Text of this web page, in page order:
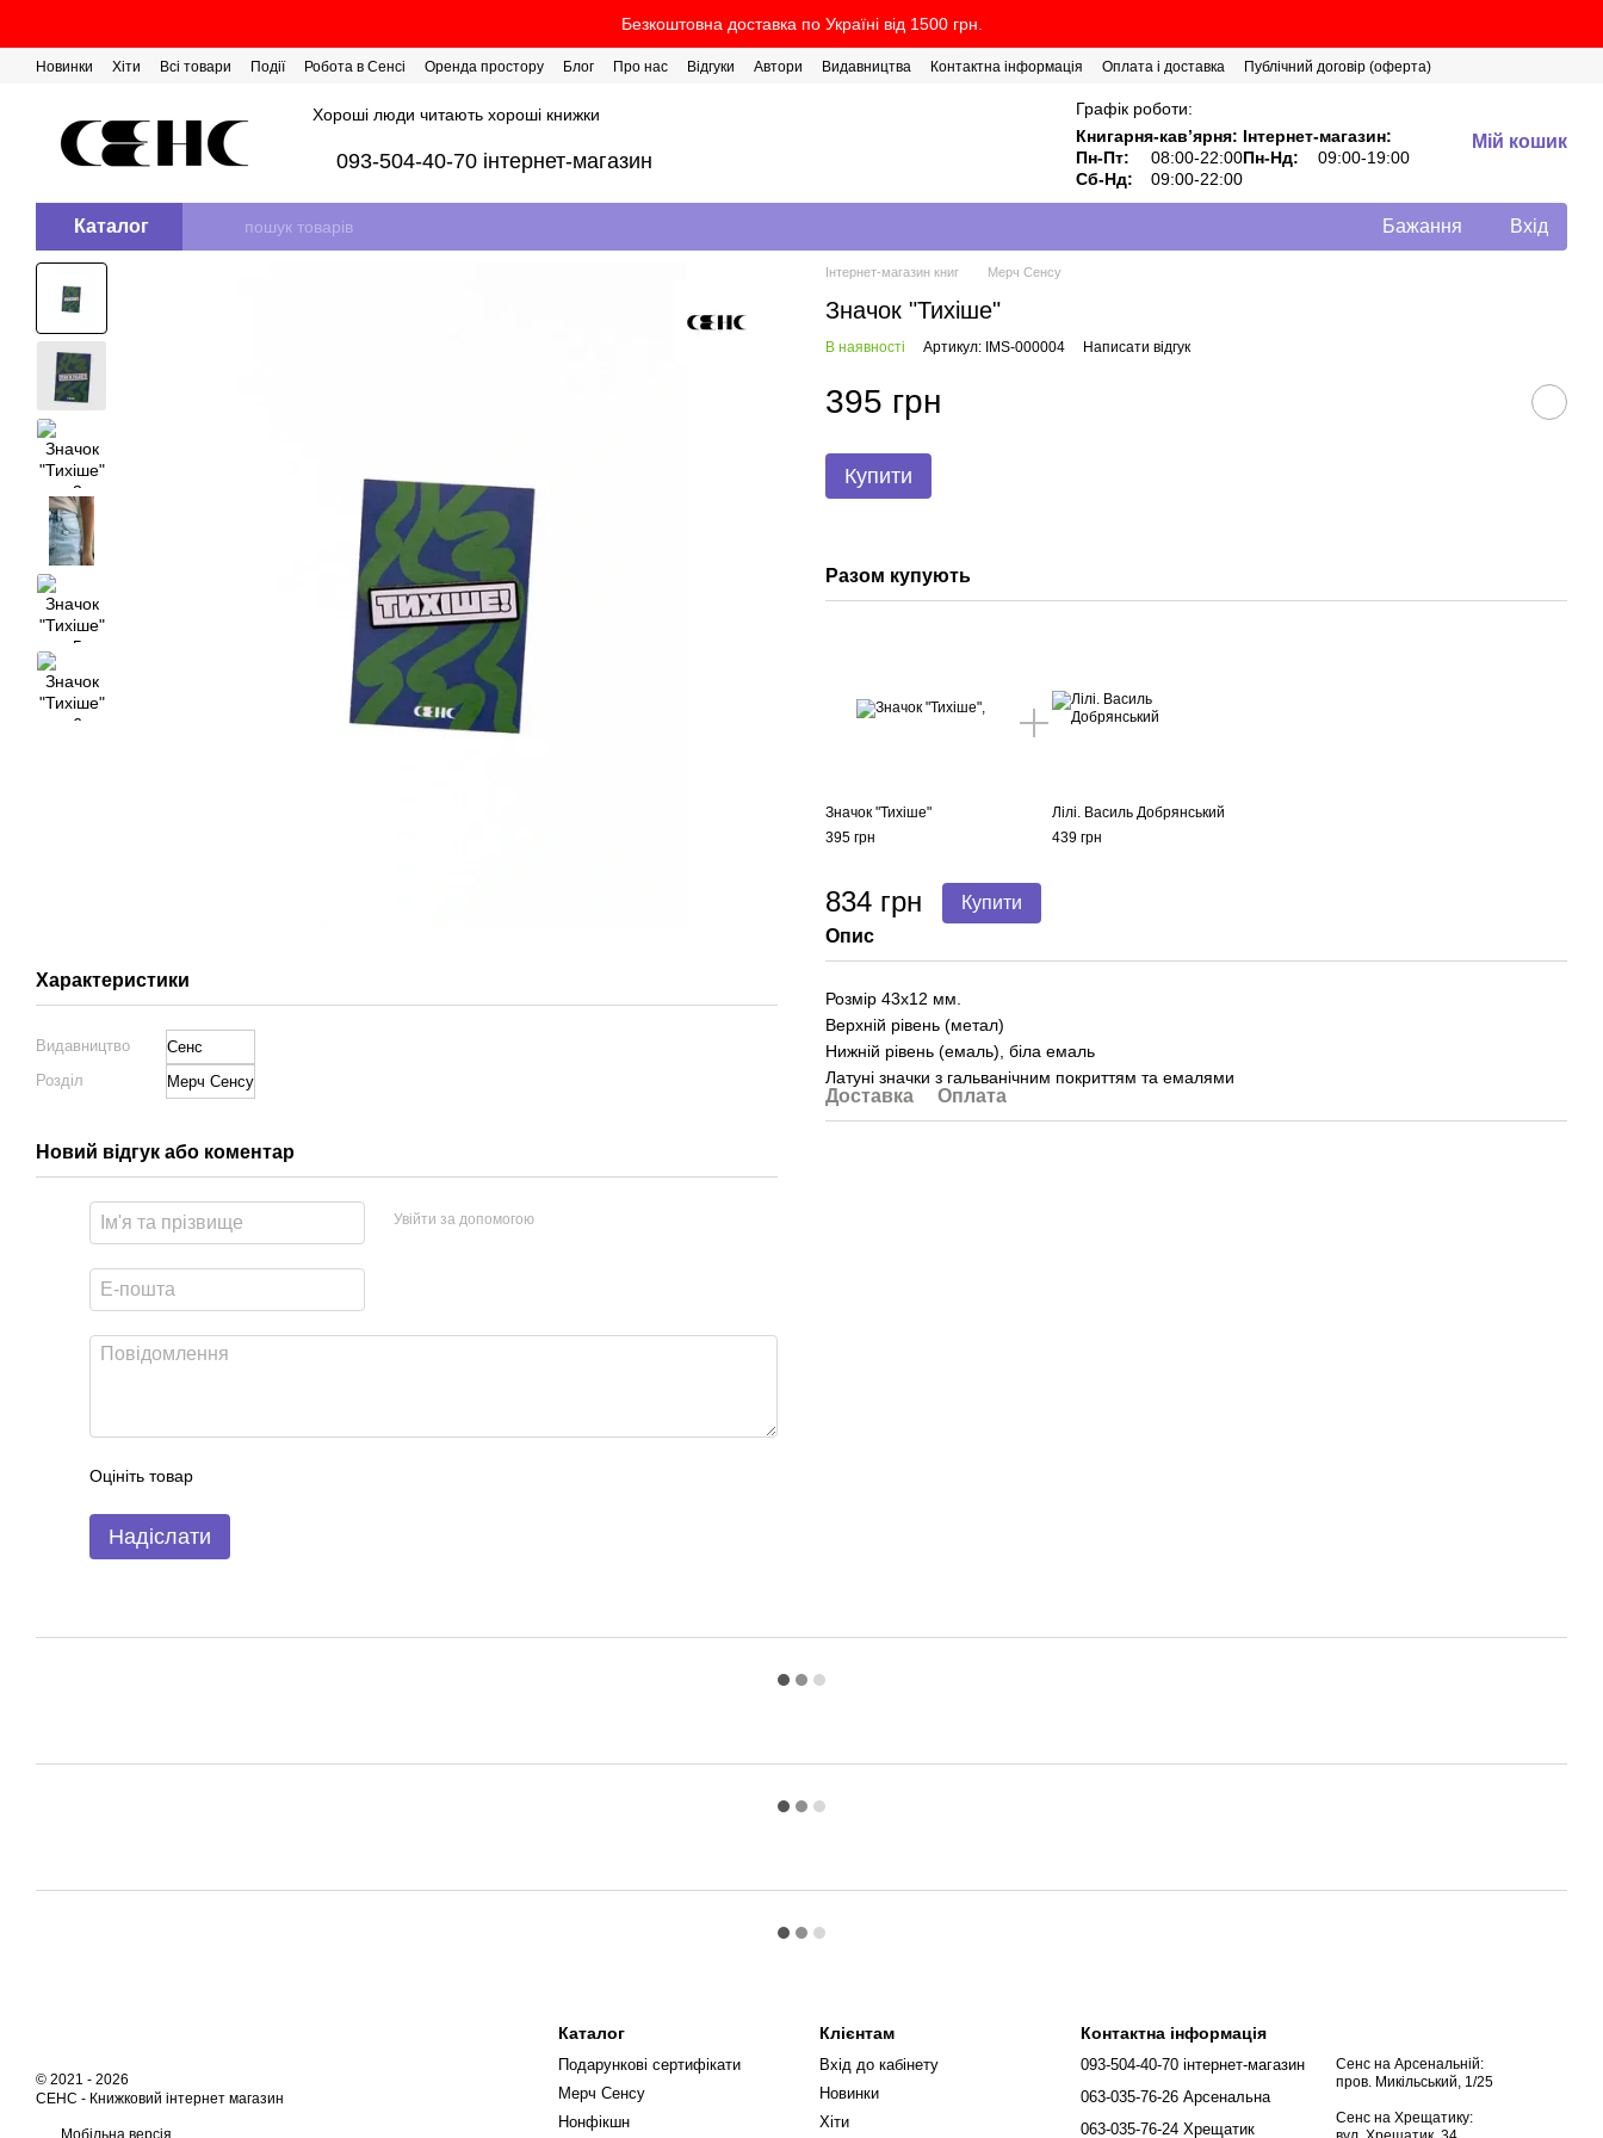
Безкоштовна доставка по Україні від 1500 грн.
Новинки Хіти Всі товари Події Робота в Сенсі Оренда простору Блог Про нас Відгуки Автори Видавництва Контактна інформація Оплата і доставка
Публічний договір (оферта)
Хороші люди читають хороші книжки
093-504-40-70 інтернет-магазин
Графік роботи:
Книгарня-кавʼярня: Інтернет-магазин:
Пн-Пт:
08:00-22:00Пн-Нд:
09:00-19:00
Сб-Нд:
09:00-22:00
Мій кошик
Каталог Бажання Вхід
Характеристики
Видавництво
Сенс
Розділ
Мерч Сенсу
Новий відгук або коментар
Увійти за допомогою
Оцініть товар
Надіслати
Інтернет-магазин книг Мерч Сенсу
Значок "Тихіше"
В наявності Артикул: IMS-000004 Написати відгук
395 грн
Купити
Разом купують
Значок "Тихіше"
395 грн
Лілі. Василь Добрянський
439 грн
834 грн
Купити
Опис
Розмір 43х12 мм.
Верхній рівень (метал)
Нижній рівень (емаль), біла емаль
Латуні значки з гальванічним покриттям та емалями
Доставка Оплата
© 2021 - 2026
СЕНС - Книжковий інтернет магазин
Мобільна версія
Каталог
Подарункові сертифікати
Мерч Сенсу
Нонфікшн
Клієнтам
Вхід до кабінету
Новинки
Хіти
Контактна інформація
093-504-40-70 інтернет-магазин
063-035-76-26 Арсенальна
063-035-76-24 Хрещатик
Сенс на Арсенальній:
пров. Микільський, 1/25
Сенс на Хрещатику: